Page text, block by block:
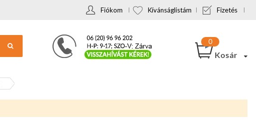
Fiókom Kívánságlistám Fizetés
Kosár